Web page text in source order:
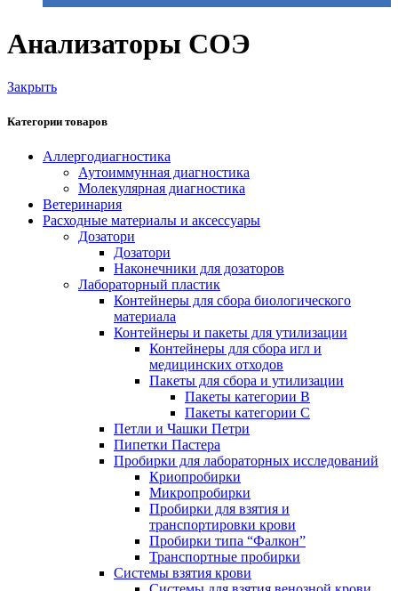
Анализаторы СОЭ
Закрыть
Категории товаров
Аллергодиагностика
Аутоиммунная диагностика
Молекулярная диагностика
Ветеринария
Расходные материалы и аксессуары
Дозатори
Дозатори
Наконечники для дозаторов
Лабораторный пластик
Контейнеры для сбора биологического
материала
Контейнеры и пакеты для утилизации
Контейнеры для сбора игл и
медицинских отходов
Пакеты для сбора и утилизации
Пакеты категории B
Пакеты категории C
Петли и Чашки Петри
Пипетки Пастера
Пробирки для лабораторных исследований
Криопробирки
Микропробирки
Пробирки для взятия и
транспортировки крови
Пробирки типа “Фалкон”
Транспортные пробирки
Системы взятия крови